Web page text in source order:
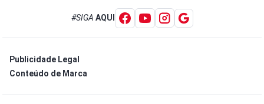
#SIGA AQUI
Publicidade Legal
Conteúdo de Marca